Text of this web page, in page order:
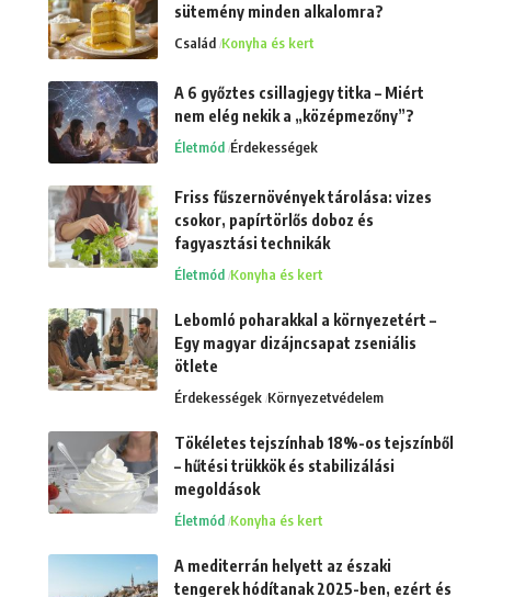
sütemény minden alkalomra?
Család Konyha és kert
A 6 győztes csillagjegy titka – Miért
nem elég nekik a „középmezőny”?
Életmód Érdekességek
Friss fűszernövények tárolása: vizes
csokor, papírtörlős doboz és
fagyasztási technikák
Életmód Konyha és kert
Lebomló poharakkal a környezetért –
Egy magyar dizájncsapat zseniális
ötlete
Érdekességek Környezetvédelem
Tökéletes tejszínhab 18%-os tejszínből
– hűtési trükkök és stabilizálási
megoldások
Életmód Konyha és kert
A mediterrán helyett az északi
tengerek hódítanak 2025-ben, ezért és